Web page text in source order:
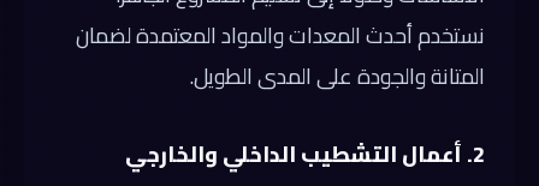
نستخدم أحدث المعدات والمواد المعتمدة لضمان
المتانة والجودة على المدى الطويل.
2. أعمال التشطيب الداخلي والخارجي